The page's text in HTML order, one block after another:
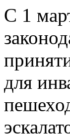
С 1
для